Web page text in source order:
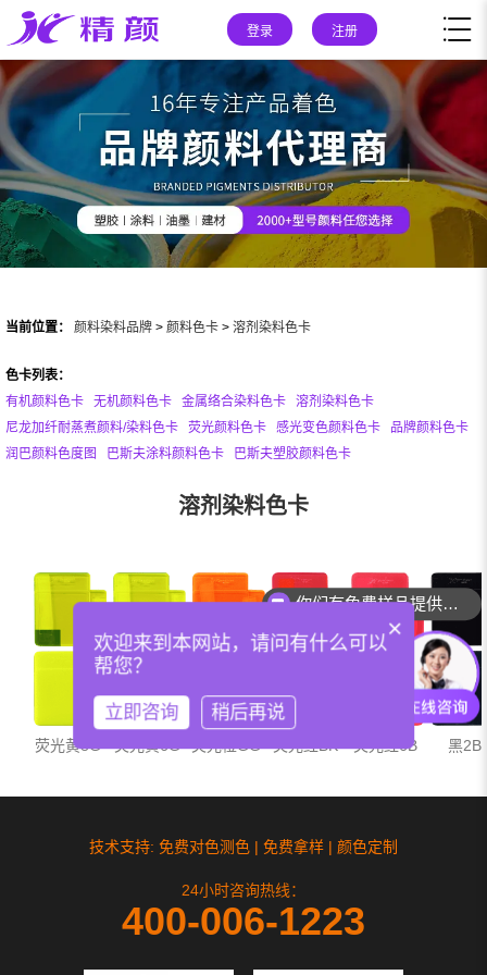
登录 注册
当前位置： 颜料染料品牌 > 颜料色卡 > 溶剂染料色卡
色卡列表：
有机颜料色卡
无机颜料色卡 金属络合染料色卡
溶剂染料色卡
尼龙加纤耐蒸煮颜料/染料色卡
荧光颜料色卡 感光变色颜料色卡
品牌颜料色卡
润巴颜料色度图
巴斯夫涂料颜料色卡 巴斯夫塑胶颜料色卡
溶剂染料色卡
荧光黄8G 荧光黄6G 荧光橙GG 荧光红BK 荧光红6B 黑2B
技术支持: 免费对色测色 | 免费拿样 | 颜色定制
24小时咨询热线：
400-006-1223
你们有免费样品提供吗？
×
欢迎来到本网站，请问有什么可以
帮您？
立即咨询 稍后再说